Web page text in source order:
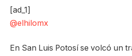
[ad_1]
@elhilomx
En San Luis Potosí se volcó un